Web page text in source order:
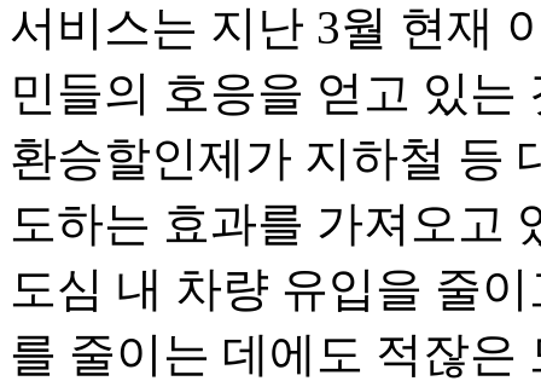
서비스는 지난 3월 현재
민들의 호응을 얻고 있는
환승할인제가 지하철 등
도하는 효과를 가져오고
도심 내 차량 유입을 줄
를 줄이는 데에도 적잖은